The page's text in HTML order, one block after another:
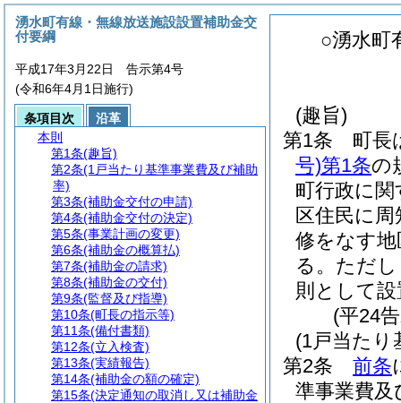
○湧水町
(趣旨)
第1条
町長
号)第1条の
町行政に
区住民に
修をなす
る。 ただ
則として
(平24
(1戸当たり
第2条
前条
準事業費及
湧水町有線・無線放送施設設置補助金交
付要綱
平成17年3月22日 告示第4号
(令和6年4月1日施行)
条項目次
沿革
本則
第1条(趣旨)
第2条(1戸当たり基準事業費及び補助
率)
第3条(補助金交付の申請)
第4条(補助金交付の決定)
第5条(事業計画の変更)
第6条(補助金の概算払)
第7条(補助金の請求)
第8条(補助金の交付)
第9条(監督及び指導)
第10条(町長の指示等)
第11条(備付書類)
第12条(立入検査)
第13条(実績報告)
第14条(補助金の額の確定)
第15条(決定通知の取消し又は補助金